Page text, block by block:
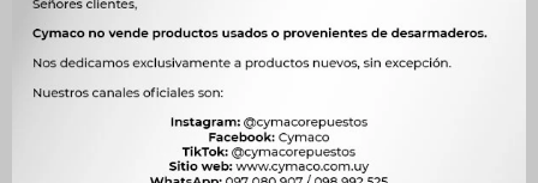
Métodos y costos de envío
   
Ver mas productos de la marca Tortuga (turtle